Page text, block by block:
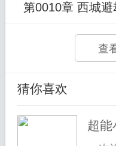
第0010章 西城避
查
猜你喜欢
超能